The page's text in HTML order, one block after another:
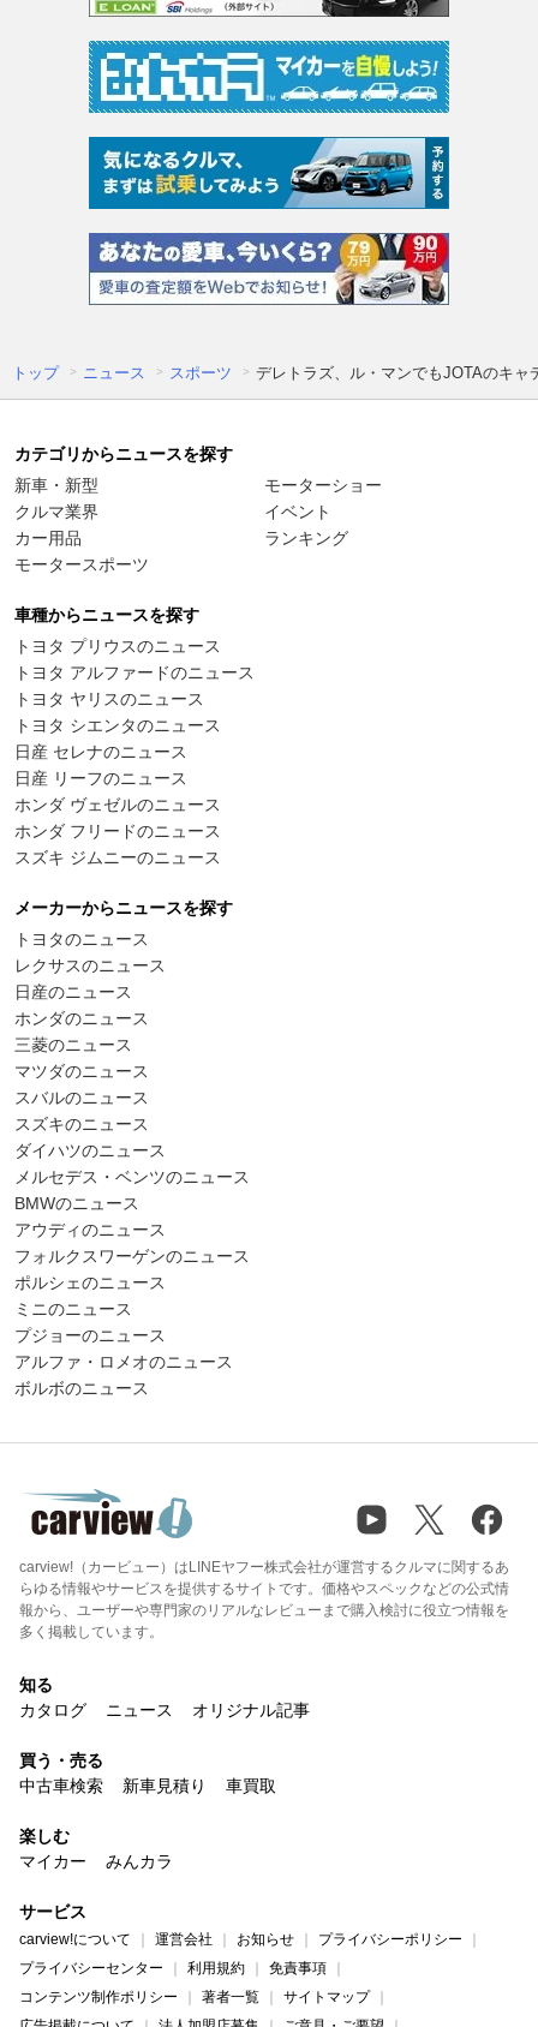
トップ ニュース スポーツ デレトラズ、ル・マンでもJOTAのキ
カテゴリからニュースを探す
新車・新型
クルマ業界
カー用品
モータースポーツ
モーターショー
イベント
ランキング
車種からニュースを探す
トヨタ プリウスのニュース
トヨタ アルファードのニュース
トヨタ ヤリスのニュース
トヨタ シエンタのニュース
日産 セレナのニュース
日産 リーフのニュース
ホンダ ヴェゼルのニュース
ホンダ フリードのニュース
スズキ ジムニーのニュース
メーカーからニュースを探す
トヨタのニュース
レクサスのニュース
日産のニュース
ホンダのニュース
三菱のニュース
マツダのニュース
スバルのニュース
スズキのニュース
ダイハツのニュース
メルセデス・ベンツのニュース
BMWのニュース
アウディのニュース
フォルクスワーゲンのニュース
ポルシェのニュース
ミニのニュース
プジョーのニュース
アルファ・ロメオのニュース
ボルボのニュース
carview!（カービュー）はLINEヤフー株式会社が運営するクルマに関するあ
らゆる情報やサービスを提供するサイトです。価格やスペックなどの公式情
報から、ユーザーや専門家のリアルなレビューまで購入検討に役立つ情報を
多く掲載しています。
知る
カタログ
ニュース オリジナル記事
買う・売る
中古車検索
新車見積り 車買取
楽しむ
マイカー
みんカラ
サービス
carview!について 運営会社 お知らせ
プライバシーポリシー
プライバシーセンター
利用規約
免責事項
コンテンツ制作ポリシー
著者一覧
サイトマップ